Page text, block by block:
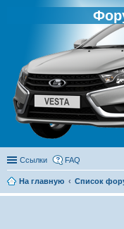
Ссылки FAQ
На главную Список